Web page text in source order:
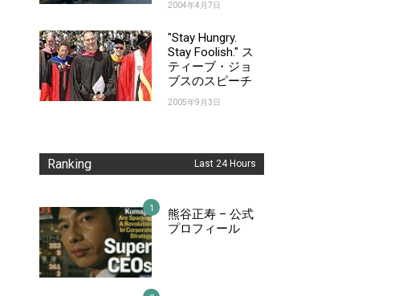
2004年4月7日
"Stay Hungry.
Stay Foolish." ス
ティーブ・ジョ
ブスのスピーチ
2005年9月3日
Ranking Last 24 Hours
熊谷正寿 – 公式
プロフィール